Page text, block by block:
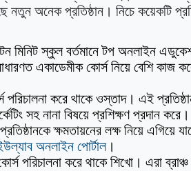
অনেক প্রতিষ্ঠান। নিচে কয়েকটি
মিনিট স্কুল বর্তমানে টপ অনলাইন
একাডেমীক কোর্স নিয়ে বেশি কাজ
করে থাকে ওস্তাদ। এই
সহ নানা বিষয়ে প্রশিক্ষণ প্রদান করে।
ক্ষমতায়নের লক্ষ নিয়ে এগিয়ে
অনলাইন পোর্টাল।
পরিচালনা করে থাকে শিখো। এরা ব্রাঞ্চ